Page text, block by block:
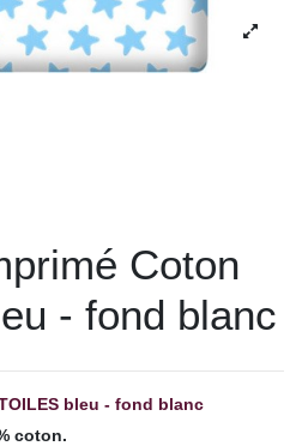
Coton
- fond blanc
bleu - fond blanc
coton.